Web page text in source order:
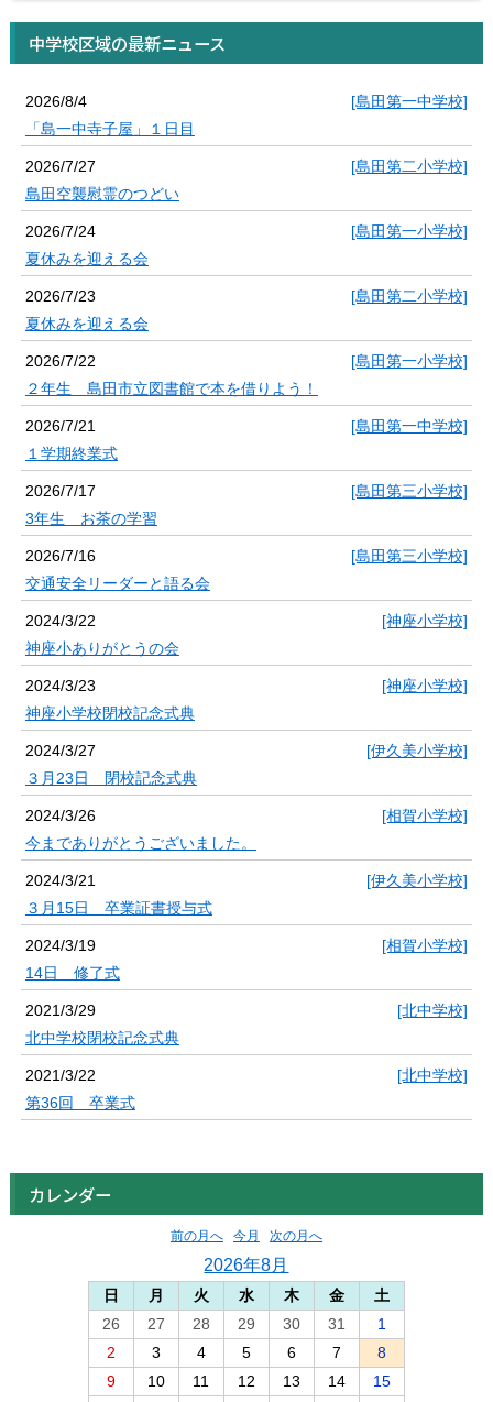
中学校区域の最新ニュース
2026/8/4
[島田第一中学校]
「島一中寺子屋」１日目
2026/7/27
[島田第二小学校]
島田空襲慰霊のつどい
2026/7/24
[島田第一小学校]
夏休みを迎える会
2026/7/23
[島田第二小学校]
夏休みを迎える会
2026/7/22
[島田第一小学校]
２年生 島田市立図書館で本を借りよう！
2026/7/21
[島田第一中学校]
１学期終業式
2026/7/17
[島田第三小学校]
3年生 お茶の学習
2026/7/16
[島田第三小学校]
交通安全リーダーと語る会
2024/3/22
[神座小学校]
神座小ありがとうの会
2024/3/23
[神座小学校]
神座小学校閉校記念式典
2024/3/27
[伊久美小学校]
３月23日 閉校記念式典
2024/3/26
[相賀小学校]
今までありがとうございました。
2024/3/21
[伊久美小学校]
３月15日 卒業証書授与式
2024/3/19
[相賀小学校]
14日 修了式
2021/3/29
[北中学校]
北中学校閉校記念式典
2021/3/22
[北中学校]
第36回 卒業式
カレンダー
前の月へ 今月 次の月へ
2026年8月
日 月 火 水 木 金
土
26
27 28 29 30 31
1
2
3 4 5 6 7
8
9
10 11 12 13 14
15